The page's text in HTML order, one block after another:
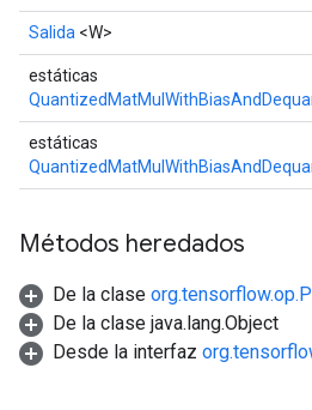
Salida <W>
estáticas
estáticas
Métodos heredados
De la clase
De la clase java.lang.Object
Desde la interfaz